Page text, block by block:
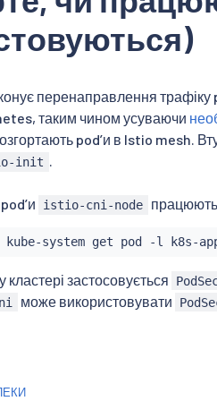
перенаправлення
таким чином усуваючи
podʼи в Istio mesh.
init .
istio-cni-node
system get pod -l k8s-
застосовується
може використовувати